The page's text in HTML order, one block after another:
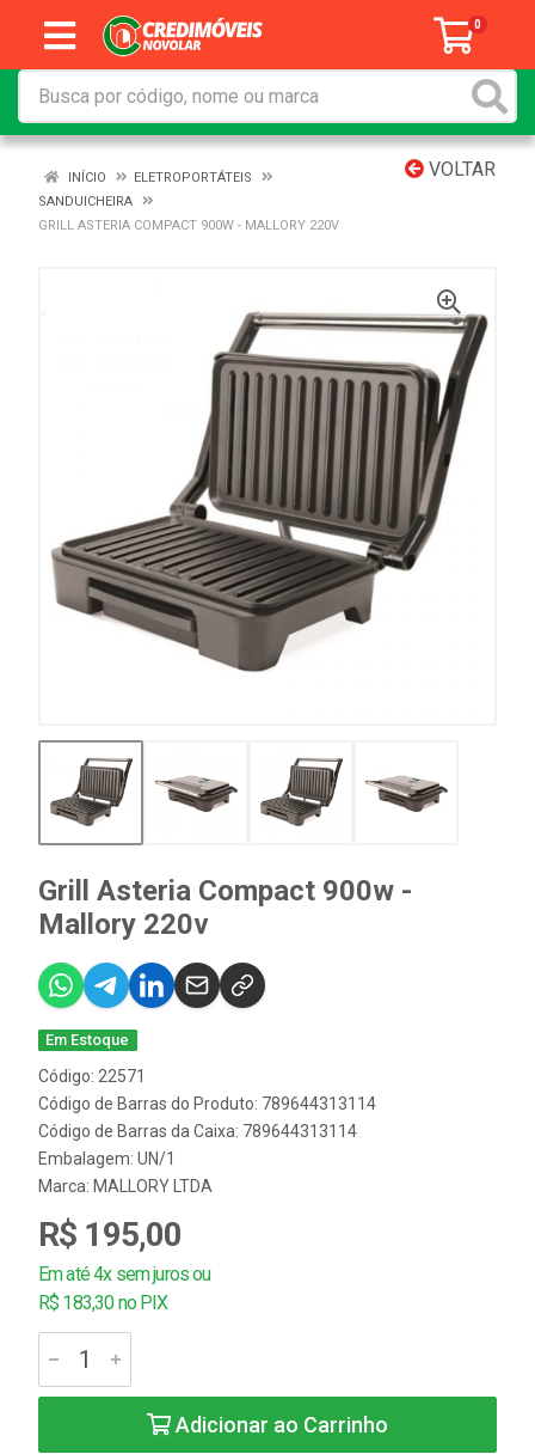
0
VOLTAR
INÍCIO
ELETROPORTÁTEIS
SANDUICHEIRA
GRILL ASTERIA COMPACT 900W - MALLORY 220V
Grill Asteria Compact 900w -
Mallory 220v
Em Estoque
Código: 22571
Código de Barras do Produto: 789644313114
Código de Barras da Caixa: 789644313114
Embalagem: UN/1
Marca: MALLORY LTDA
R$ 195,00
Em até 4x sem juros ou
R$ 183,30 no PIX
Adicionar ao Carrinho